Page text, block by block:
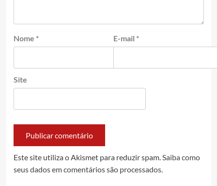
Nome * E-mail *
Site
Este site utiliza o Akismet para reduzir spam.Saiba como
seus dados em comentários são processados.